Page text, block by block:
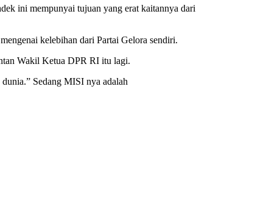
ini mempunyai tujuan yang erat kaitannya dari
kelebihan dari Partai Gelora sendiri.
Wakil Ketua DPR RI itu lagi.
Sedang MISI nya adalah